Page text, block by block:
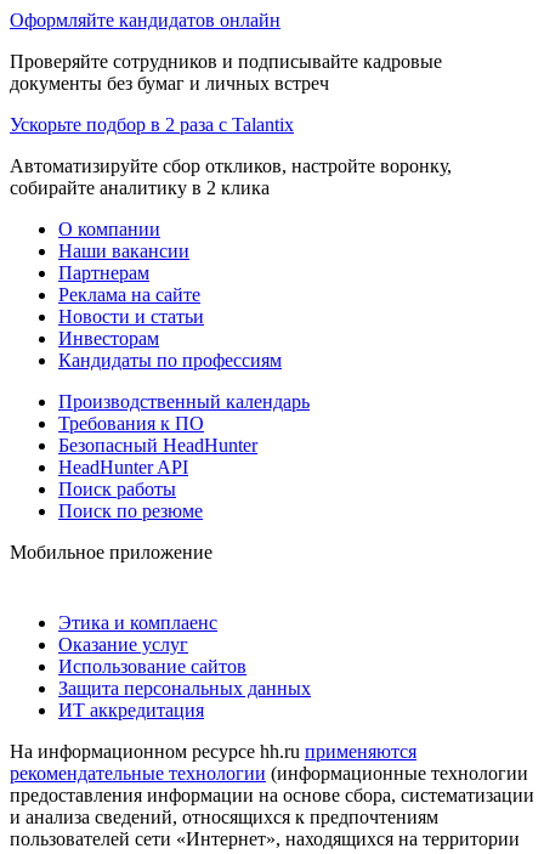
Оформляйте кандидатов онлайн
Проверяйте сотрудников и подписывайте кадровые
документы без бумаг и личных встреч
Ускорьте подбор в 2 раза с Talantix
Автоматизируйте сбор откликов, настройте воронку,
собирайте аналитику в 2 клика
О компании
Наши вакансии
Партнерам
Реклама на сайте
Новости и статьи
Инвесторам
Кандидаты по профессиям
Производственный календарь
Требования к ПО
Безопасный HeadHunter
HeadHunter API
Поиск работы
Поиск по резюме
Мобильное приложение
Этика и комплаенс
Оказание услуг
Использование сайтов
Защита персональных данных
ИТ аккредитация
На информационном ресурсе hh.ru применяются
рекомендательные технологии (информационные технологии
предоставления информации на основе сбора, систематизации
и анализа сведений, относящихся к предпочтениям
пользователей сети «Интернет», находящихся на территории